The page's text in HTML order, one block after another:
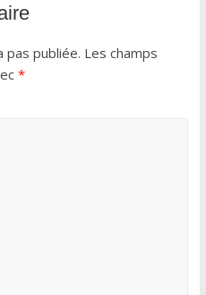
pas publiée. Les champs
*